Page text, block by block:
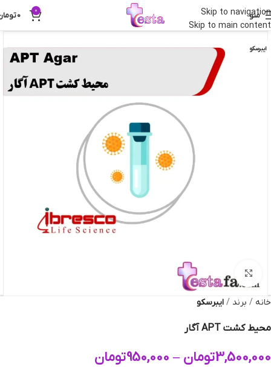
Skip to navigation
Skip to main content
منو 0
0
ایبرسکو
بزرگنمایی تصویر
خانه برند ایبرسکو
محیط کشت APT آگار
3,500,000تومان –
950,000تومان